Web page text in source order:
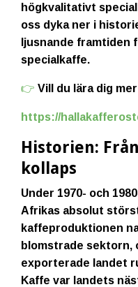
högkvalitativt
oss dyka ner i
ljusnande framtiden
specialkaffe.
👉 Vill du lära dig
https://
Historien:
kollaps
Under 1970- och
Afrikas absolut
kaffeproduktionen
blomstrade sektorn,
exporterade landet
Kaffe var landets